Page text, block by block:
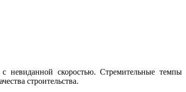
невиданной скоростью. Стремительные темпы
строительства.